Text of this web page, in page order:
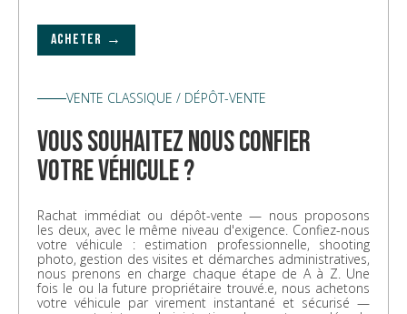
ACHETER →
VENTE CLASSIQUE / DÉPÔT-VENTE
vous souhaitez nous confier
votre véhicule ?
Rachat immédiat ou dépôt-vente — nous proposons
les deux, avec le même niveau d'exigence. Confiez-nous
votre véhicule : estimation professionnelle, shooting
photo, gestion des visites et démarches administratives,
nous prenons en charge chaque étape de A à Z. Une
fois le ou la future propriétaire trouvé.e, nous achetons
votre véhicule par virement instantané et sécurisé —